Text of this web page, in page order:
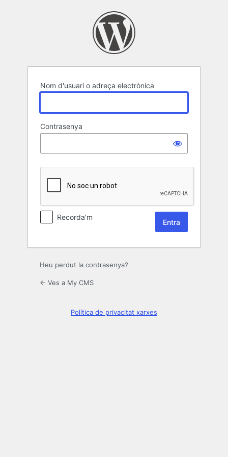
Nom d'usuari o adreça electrònica
Contrasenya
Recorda'm
Heu perdut la contrasenya?
← Ves a My CMS
Política de privacitat xarxes